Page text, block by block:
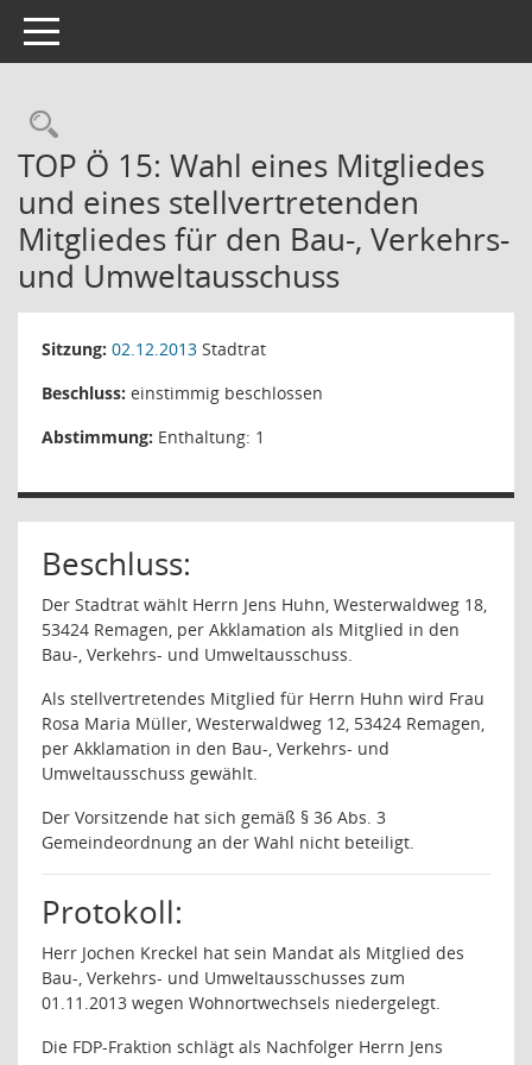
Toggle navigation
Rechercheauswahl
TOP Ö 15: Wahl eines Mitgliedes
und eines stellvertretenden
Mitgliedes für den Bau-, Verkehrs-
und Umweltausschuss
Sitzung: 02.12.2013 Stadtrat
Beschluss: einstimmig beschlossen
Abstimmung: Enthaltung: 1
Beschluss:
Der Stadtrat wählt Herrn Jens Huhn, Westerwaldweg 18,
53424 Remagen, per Akklamation als Mitglied in den
Bau-, Verkehrs- und Umweltausschuss.
Als stellvertretendes Mitglied für Herrn Huhn wird Frau
Rosa Maria Müller, Westerwaldweg 12, 53424 Remagen,
per Akklamation in den Bau-, Verkehrs- und
Umweltausschuss gewählt.
Der Vorsitzende hat sich gemäß § 36 Abs. 3
Gemeindeordnung an der Wahl nicht beteiligt.
Protokoll:
Herr Jochen Kreckel hat sein Mandat als Mitglied des
Bau-, Verkehrs- und Umweltausschusses zum
01.11.2013 wegen Wohnortwechsels niedergelegt.
Die FDP-Fraktion schlägt als Nachfolger Herrn Jens